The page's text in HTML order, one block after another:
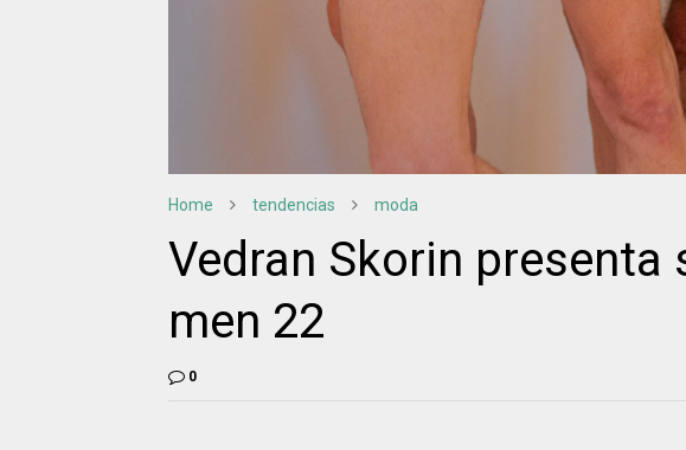
Home tendencias moda
Vedran Skorin
men 22
0